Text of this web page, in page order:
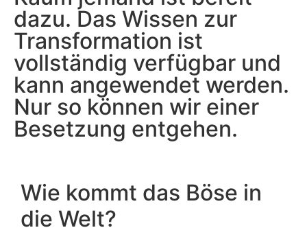
dazu. Das Wissen zur
Transformation ist
vollständig verfügbar und
kann angewendet werden.
Nur so können wir einer
Besetzung entgehen.
Wie kommt das Böse in
die Welt?